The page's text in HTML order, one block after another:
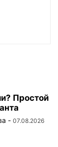
Простой
- 07.08.2026